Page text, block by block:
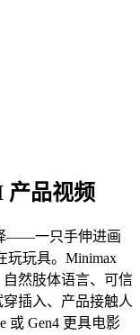
产品视频
——一只手伸进画
玩玩具。Minimax
然肢体语言、可信
插入、产品接触人
或 Gen4 更具电影